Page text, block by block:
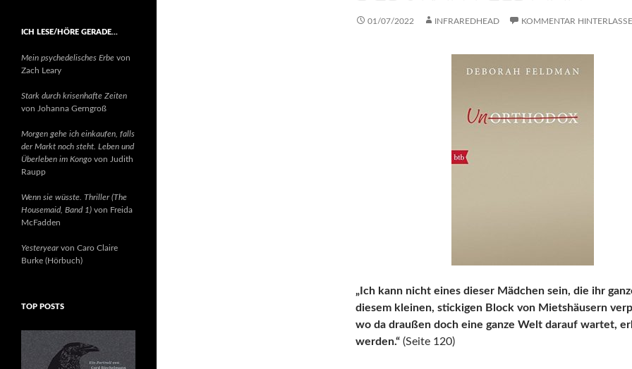
01/07/2022 INFRAREDHEAD KOMMENTAR
„Ich kann nicht eines dieser Mädchen sein, die ihr
diesem kleinen, stickigen Block von Mietshäusern
wo da draußen doch eine ganze Welt darauf wartet,
werden.“ (Seite 120)
ICH LESE/HÖRE GERADE…
Mein psychedelisches Erbe von
Zach Leary
Stark durch krisenhafte Zeiten
von Johanna Gerngroß
Morgen gehe ich einkaufen, falls
der Markt noch steht. Leben und
Überleben im Kongo von Judith
Raupp
Wenn sie wüsste. Thriller (The
Housemaid, Band 1) von Freida
McFadden
Yesteryearvon Caro Claire
Burke (Hörbuch)
TOP POSTS